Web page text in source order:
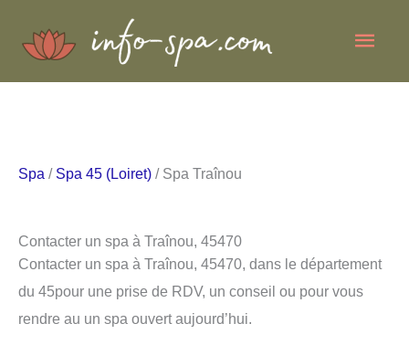
Spa / Spa 45 (Loiret) / Spa Traînou
Contacter un spa à Traînou, 45470
Contacter un spa à Traînou, 45470, dans le département
du 45pour une prise de RDV, un conseil ou pour vous
rendre au un spa ouvert aujourd’hui.